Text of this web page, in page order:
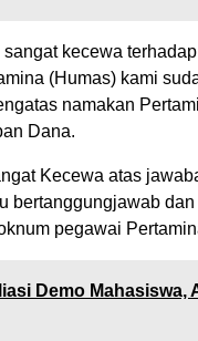
kecewa
(Humas) kami
namakan
Dana.
Kecewa atas
bertanggungjawab
pegawai
Demo Mahasiswa,